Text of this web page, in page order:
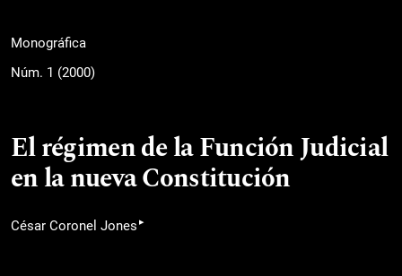
Monográfica
Núm. 1 (2000)
El régimen de la Función Judicial
en la nueva Constitución
César Coronel Jones ▸